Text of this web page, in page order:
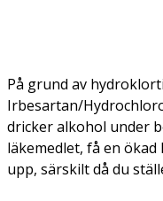
På grund av
Irbesartan/
dricker alkohol under
läkemedlet, få en
upp, särskilt då du